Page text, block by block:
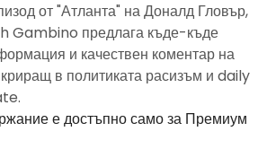
от "Атланта" на Доналд Гловър,
Gambino предлага къде-къде
и качествен коментар на
в политиката расизъм и daily
е достъпно само за Премиум